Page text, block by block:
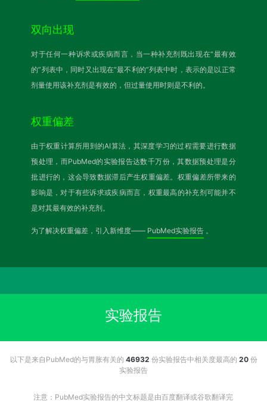
双向出现
对于任何一种诉求或疾病而言，当一种补充剂既出现在“最有效
的”列表中，同时又出现在“最不利的”列表中时，表示的是以正常
剂量使用该补充剂是有效的，但过量使用时则是不利的。
权重偏差
由于权重计算所用到的AI算法，其深度学习的过程需要进行数据
预处理，而PubMed的实验报告达数千万份，其数据预处理是分
批进行的，这会导致数据滞后产生权重偏差。权重偏差所带来的
影响是，对于有些诉求或疾病而言，权重最高的补充剂可能并不
是对其最有效的补充剂。
为了解决权重偏差，引入新维度—— PubMed实验报告 。
实验报告
以下是来自PubMed的与胃胀有关的 46932 份实验报告中相关度最高的 20份
实验报告
注意：PubMed实验报告的中文标题是由百度翻译或谷歌翻译完